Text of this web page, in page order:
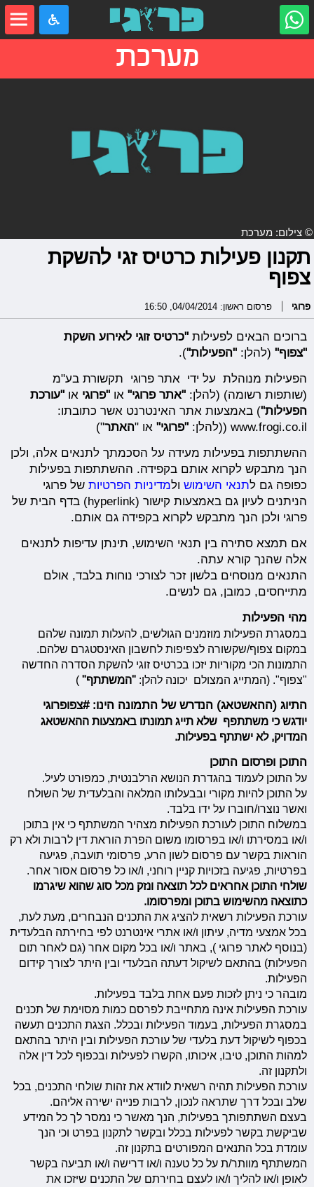
מערכת
© צילום: מערכת
תקנון פעילות כרטיס זגי להשקת
צפוף
פרוגי פרסום ראשון: 04/04/2014, 16:50
ברוכים הבאים לפעילות"כרטיס זוגי לאירוע השקת
"צפוף" (להלן:"הפעילות").
הפעילות מנוהלת על ידי אתר פרוגי תקשורת בע"מ
(שותפות רשומה) (להלן:"אתר פרוגי" או "פרוגי או "עורכת
הפעילות") באמצעות אתר האינטרנט אשר כתובתו:
www.frogi.co.il ((להלן:
"פרוגי" או "האתר")
ההשתתפות בפעילות מעידה על הסכמתך לתנאים אלה, ולכן
הנך מתבקש לקרוא אותם בקפידה. ההשתתפות בפעילות
כפופה גם לתנאי השימוש ולמדיניות הפרטיות של פרוגי
הניתנים לעיון גם באמצעות קישור (hyperlink) בדף הבית של
פרוגי ולכן הנך מתבקש לקרוא בקפידה גם אותם.
אם תמצא סתירה בין תנאי השימוש, תינתן עדיפות לתנאים
אלה שהנך קורא עתה.
התנאים מנוסחים בלשון זכר לצורכי נוחות בלבד, אולם
מתייחסים, כמובן, גם לנשים.
מהי הפעילות
במסגרת הפעילות מוזמנים הגולשים, להעלות תמונה שלהם
במקום צפוף/שקשורה לצפיפות לחשבון האינסטגרם שלהם.
התמונות הכי מקוריות יזכו בכרטיס זוגי להשקת הסדרה החדשה
"צפוף". (המתייג המצולם יכונה להלן:"המשתתף" )
התיוג (ההאשטאג) הנדרש של התמונה הינו: #צפופרוגי
יודגש כי משתתפף שלא תייג תמונתו באמצעות ההאשטאג
המדויק, לא ישתתף בפעילות.
התוכן ופרסום התוכן
על התוכן לעמוד בהגדרת הנושא הרלבנטית, כמפורט לעיל.
על התוכן להיות מקורי ובבעלותו המלאה והבלעדית של השולח
ואשר נוצרו/חוברו על ידו בלבד.
במשלוח התוכן לעורכת הפעילות מצהיר המשתתף כי אין בתוכן
ו/או במסירתו ו/או בפרסומו משום הפרת הוראת דין לרבות ולא רק
הוראות בקשר עם פרסום לשון הרע, פרסומי תועבה, פגיעה
בפרטיות, פגיעה בזכויות קניין רוחני, ו/או כל פרסום אסור אחר.
שולחי התוכן אחראים לכל תוצאה ונזק מכל סוג שהוא שיגרמו
כתוצאה מהשימוש בתוכן ומפרסומו.
עורכת הפעילות רשאית להציג את התכנים הנבחרים, מעת לעת,
בכל אמצעי מדיה, עיתון ו/או אתרי אינטרנט לפי בחירתה הבלעדית
(בנוסף לאתר פרוגי ), באתר ו/או בכל מקום אחר (גם לאחר תום
הפעילות) בהתאם לשיקול דעתה הבלעדי ובין היתר לצורך קידום
הפעילות.
מובהר כי ניתן לזכות פעם אחת בלבד בפעילות.
עורכת הפעילות אינה מתחייבת לפרסם כמות מסוימת של תכנים
במסגרת הפעילות, בעמוד הפעילות ובכלל. הצגת התכנים תעשה
בכפוף לשיקול דעת בלעדי של עורכת הפעילות ובין היתר בהתאם
למהות התוכן, טיבו, איכותו, הקשרו לפעילות ובכפוף לכל דין אלה
ולתקנון זה.
עורכת הפעילות תהיה רשאית לוודא את זהות שולחי התכנים, בכל
שלב ובכל דרך שתראה לנכון, לרבות פנייה ישירה אליהם.
בעצם השתתפותך בפעילות, הנך מאשר כי נמסר לך כל המידע
שביקשת בקשר לפעילות בכלל ובקשר לתקנון בפרט וכי הנך
עומדת בכל התנאים המפורטים בתקנון זה.
המשתתף מוותר/ת על כל טענה ו/או דרישה ו/או תביעה בקשר
לאופן ו/או להליך ו/או לעצם בחירתם של התכנים שיזכו את